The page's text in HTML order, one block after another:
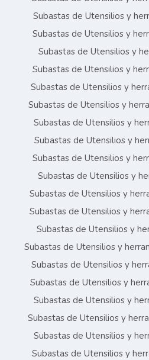
Subastas de Utensilios y
Subastas de Utensilios y
Subastas de Utensilios y
Subastas de Utensilios y
Subastas de Utensilios y
Subastas de Utensilios y
Subastas de Utensilios y
Subastas de Utensilios y
Subastas de Utensilios y
Subastas de Utensilios y
Subastas de Utensilios y
Subastas de Utensilios y
Subastas de Utensilios y
Subastas de Utensilios y
Subastas de Utensilios y
Subastas de Utensilios y
Subastas de Utensilios y
Subastas de Utensilios y
Subastas de Utensilios y
Subastas de Utensilios y